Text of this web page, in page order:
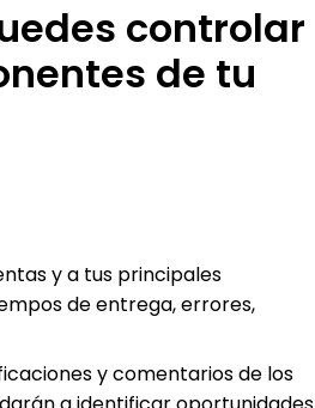
controlar
de tu
y a tus principales
de entrega, errores,
y comentarios de los